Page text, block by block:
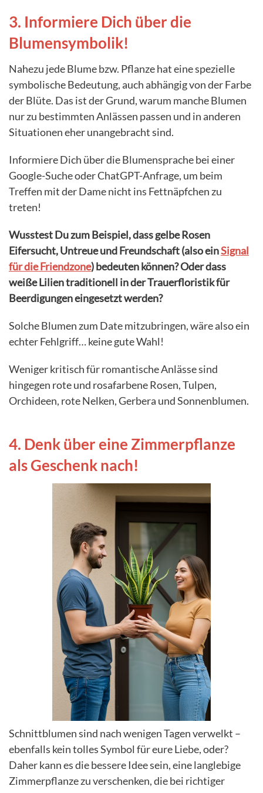
3. Informiere Dich über die
Blumensymbolik!
Nahezu jede Blume bzw. Pflanze hat eine spezielle
symbolische Bedeutung, auch abhängig von der Farbe
der Blüte. Das ist der Grund, warum manche Blumen
nur zu bestimmten Anlässen passen und in anderen
Situationen eher unangebracht sind.
Informiere Dich über die Blumensprache bei einer
Google-Suche oder ChatGPT-Anfrage, um beim
Treffen mit der Dame nicht ins Fettnäpfchen zu
treten!
Wusstest Du zum Beispiel, dass gelbe Rosen
Eifersucht, Untreue und Freundschaft (also einSignal
für die Friendzone) bedeuten können? Oder dass
weiße Lilien traditionell in der Trauerfloristik für
Beerdigungen eingesetzt werden?
Solche Blumen zum Date mitzubringen, wäre also ein
echter Fehlgriff… keine gute Wahl!
Weniger kritisch für romantische Anlässe sind
hingegen rote und rosafarbene Rosen, Tulpen,
Orchideen, rote Nelken, Gerbera und Sonnenblumen.
4. Denk über eine Zimmerpflanze
als Geschenk nach!
Schnittblumen sind nach wenigen Tagen verwelkt –
ebenfalls kein tolles Symbol für eure Liebe, oder?
Daher kann es die bessere Idee sein, eine langlebige
Zimmerpflanze zu verschenken, die bei richtiger